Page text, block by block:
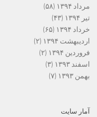
مرداد ۱۳۹۴
(۵۸)
تیر ۱۳۹۴
(۴۳)
خرداد ۱۳۹۴
(۶۵)
اردیبهشت ۱۳۹۴
(۲)
فروردین ۱۳۹۴
(۲)
اسفند ۱۳۹۳
(۳)
بهمن ۱۳۹۳
(۷)
آمار سایت